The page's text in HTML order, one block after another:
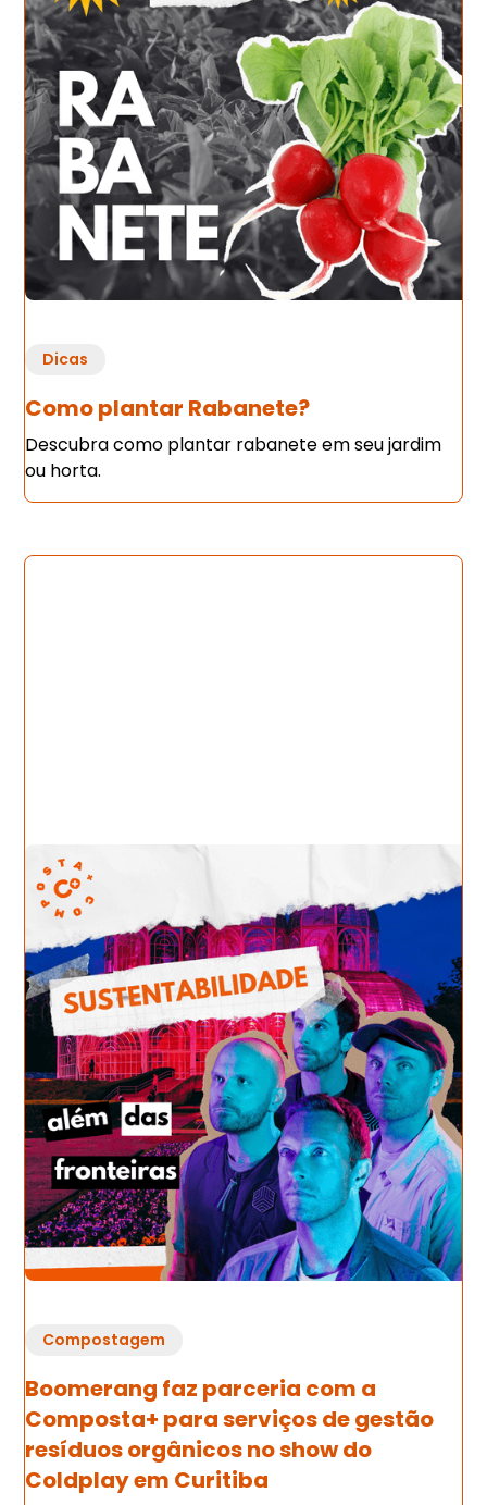
Dicas
Como plantar Rabanete?
Descubra como plantar rabanete em seu jardim
ou horta.
Compostagem
Boomerang faz parceria com a
Composta+ para serviços de gestão
resíduos orgânicos no show do
Coldplay em Curitiba